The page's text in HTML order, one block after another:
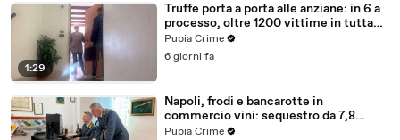
1:29
Truffe porta a porta alle anziane: in 6 a
processo, oltre 1200 vittime in tutta
Italia (30.07.26)
Pupia Crime
6 giorni fa
Napoli, frodi e bancarotte in
commercio vini: sequestro da 7,8
milioni (30.07.26)
Pupia Crime